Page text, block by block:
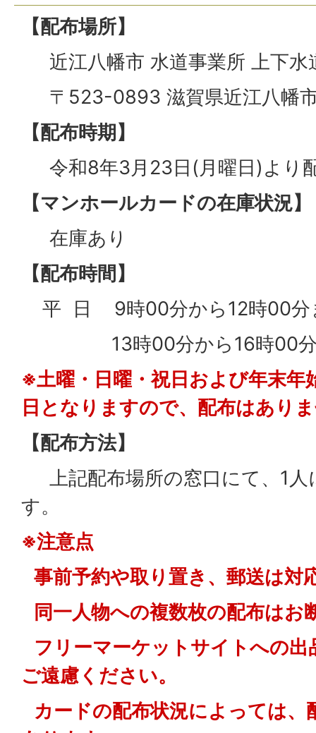
【配布場所】
近江八幡市 水道事業所 上下水
〒523-0893 滋賀県近江八幡
【配布時期】
令和8年3月23日(月曜日)より
【マンホールカードの在庫状況】
在庫あり
【配布時間】
平 日 9時00分から12時00
13時00分から16時00分
※土曜・日曜・祝日および年末
日となりますので、配布はあり
【配布方法】
上記配布場所の窓口にて、1人
す。
※注意点
事前予約や取り置き、郵送は対
同一人物への複数枚の配布はお
フリーマーケットサイトへの出
ご遠慮ください。
カードの配布状況によっては、